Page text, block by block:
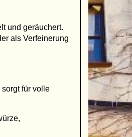
und geräuchert.
als Verfeinerung
für volle